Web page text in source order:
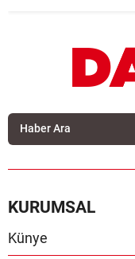
KURUMSAL
Künye